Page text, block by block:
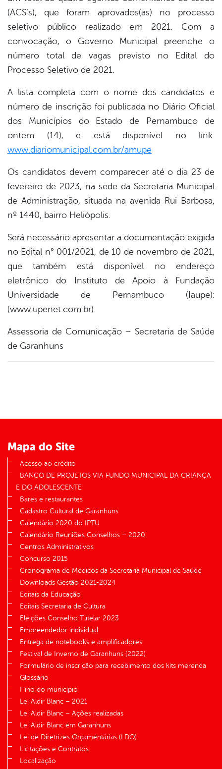
(ACS’s), que foram aprovados(as) no processo
seletivo público realizado em 2021. Com a
convocação, o Governo Municipal preenche o
número total de vagas previsto no Edital do
Processo Seletivo de 2021.
A lista completa com o nome dos candidatos e
número de inscrição foi publicada no Diário Oficial
dos Municípios do Estado de Pernambuco de
ontem (14), e está disponível no link:
www.diariomunicipal.com.br/amupe
Os candidatos devem comparecer até o dia 23 de
fevereiro de 2023, na sede da Secretaria Municipal
de Administração, situada na avenida Rui Barbosa,
nº 1440, bairro Heliópolis.
Será necessário apresentar a documentação exigida
no Edital n° 001/2021, de 10 de novembro de 2021,
que também está disponível no endereço
eletrônico do Instituto de Apoio à Fundação
Universidade de Pernambuco (Iaupe):
(www.upenet.com.br).
Assessoria de Comunicação – Secretaria de Saúde
de Garanhuns
Mapa do Site
Acesso ao crédito
BANCO DE PROJETOS VIA FUNDO MUNICIPAL DA CRIANÇA
E DO ADOLESCENTE
Bares e restaurantes
Cadastro Cultural de Garanhuns
Calendário 2020 do IPTU
Calendário Reuniões Conselhos – 2020
Centros Administrativos
Concurso 2015
Cronograma de Médicos da Secretaria Municipal de Saúde
Downloads Gestão 2021-2024
Editais da Educação
Editais Secretaria de Cultura
Eleições Conselho Tutelar 2023
Empreendedor individual
Entrega de notebooks e amplificadores
Festival de Inverno de Garanhuns (2022)
Formulário de inscrição para recebimento dos kits merenda
Glossário
Hino do município
Lei Aldir Blanc – 2021
Lei Aldir Blanc – Ações realizadas
Lei Aldir Blanc em Garanhuns
Lei de Diretrizes Orçamentárias (LDO)
Licitações e Contratos
Localização